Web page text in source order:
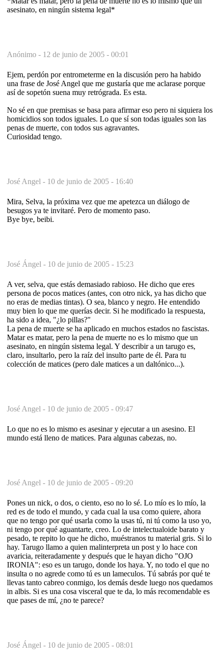
asesinato, en ningún sistema legal*
Anónimo - 12 de junio de 2005 - 00:01
Ejem, perdón por entrometerme en la discusión pero ha habido
una frase de José Angel que me gustaría que me aclarase porque
así de sopetón suena muy retrógrada. Es esta.
No sé en que premisas se basa para afirmar eso pero ni siquiera los
homicidios son todos iguales. Lo que sí son todas iguales son las
penas de muerte, con todos sus agravantes.
Curiosidad tengo.
José Angel - 10 de junio de 2005 - 16:40
Mira, Selva, la próxima vez que me apetezca un diálogo de
besugos ya te invitaré. Pero de momento paso.
Bye bye, beibi.
José Ángel - 10 de junio de 2005 - 15:23
A ver, selva, que estás demasiado rabioso. He dicho que eres
persona de pocos matices (antes, con otro nick, ya has dicho que
no eras de medias tintas). O sea, blanco y negro. He entendido
muy bien lo que me querías decir. Si he modificado la respuesta,
ha sido a idea, "¿lo pillas?"
La pena de muerte se ha aplicado en muchos estados no fascistas.
Matar es matar, pero la pena de muerte no es lo mismo que un
asesinato, en ningún sistema legal. Y describir a un tarugo es,
claro, insultarlo, pero la raíz del insulto parte de él. Para tu
colección de matices (pero dale matices a un daltónico...).
José Angel - 10 de junio de 2005 - 09:47
Lo que no es lo mismo es asesinar y ejecutar a un asesino. El
mundo está lleno de matices. Para algunas cabezas, no.
José Angel - 10 de junio de 2005 - 09:20
Pones un nick, o dos, o ciento, eso no lo sé. Lo mío es lo mío, la
red es de todo el mundo, y cada cual la usa como quiere, ahora
que no tengo por qué usarla como la usas tú, ni tú como la uso yo,
ni tengo por qué aguantarte, creo. Lo de intelectualoide barato y
pesado, te repito lo que he dicho, muéstranos tu material gris. Si lo
hay. Tarugo llamo a quien malinterpreta un post y lo hace con
avaricia, reiteradamente y después que le hayan dicho "OJO
IRONIA": eso es un tarugo, donde los haya. Y, no todo el que no
insulta o no agrede como tú es un lameculos. Tú sabrás por qué te
llevas tanto cabreo conmigo, los demás desde luego nos quedamos
in albis. Si es una cosa visceral que te da, lo más recomendable es
que pases de mí, ¿no te parece?
José Ángel - 10 de junio de 2005 - 08:01